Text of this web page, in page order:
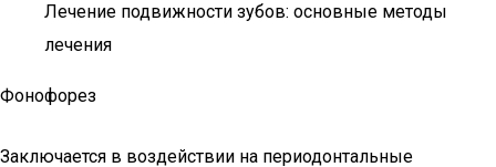
Лечение подвижности зубов: основные методы
лечения
Фонофорез
Заключается в воздействии на периодонтальные